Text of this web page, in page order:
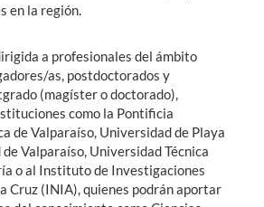
en la región.
a profesionales del ámbito
as, postdoctorados y
(magíster o doctorado),
como la Pontificia
de Valparaíso, Universidad de Playa
Valparaíso, Universidad Técnica
o al Instituto de Investigaciones
Cruz (INIA), quienes podrán aportar